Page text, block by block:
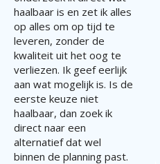
haalbaar is en zet ik alles
op alles om op tijd te
leveren, zonder de
kwaliteit uit het oog te
verliezen. Ik geef eerlijk
aan wat mogelijk is. Is de
eerste keuze niet
haalbaar, dan zoek ik
direct naar een
alternatief dat wel
binnen de planning past.